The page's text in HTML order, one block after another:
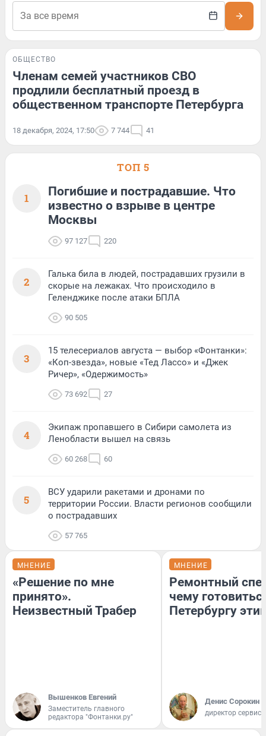
ОБЩЕСТВО
Членам семей участников СВО
продлили бесплатный проезд в
общественном транспорте Петербурга
18 декабря, 2024, 17:50 7 744 41
ТОП 5
1
Погибшие и пострадавшие. Что
известно о взрыве в центре
Москвы
97 127 220
2
Галька била в людей, пострадавших грузили в
скорые на лежаках. Что происходило в
Геленджике после атаки БПЛА
90 505
3
15 телесериалов августа — выбор «Фонтанки»:
«Коп-звезда», новые «Тед Лассо» и «Джек
Ричер», «Одержимость»
73 692 27
4
Экипаж пропавшего в Сибири самолета из
Ленобласти вышел на связь
60 268 60
5
ВСУ ударили ракетами и дронами по
территории России. Власти регионов сообщили
о пострадавших
57 765
МНЕНИЕ
«Решение по мне
принято».
Неизвестный Трабер
Вышенков Евгений
Заместитель главного
редактора "Фонтанки.ру"
МНЕНИЕ
Ремонтный
чему
Петербургу
Денис Сорокин
директор